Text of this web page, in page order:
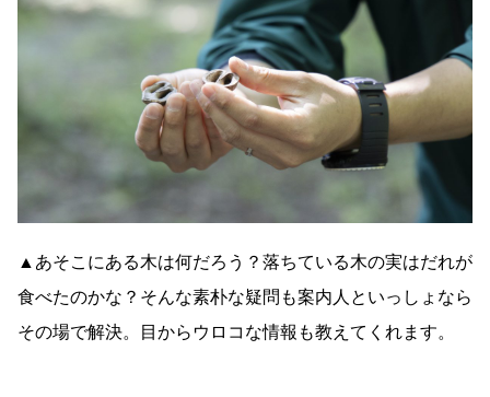
▲あそこにある木は何だろう？落ちている木の実はだれが
食べたのかな？そんな素朴な疑問も案内人といっしょなら
その場で解決。目からウロコな情報も教えてくれます。